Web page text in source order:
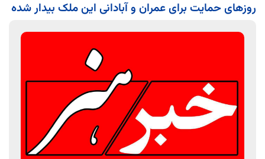
روزهای حمایت برای عمران و آبادانی این ملک بیدار شده